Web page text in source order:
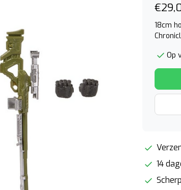
18cm
Op
14